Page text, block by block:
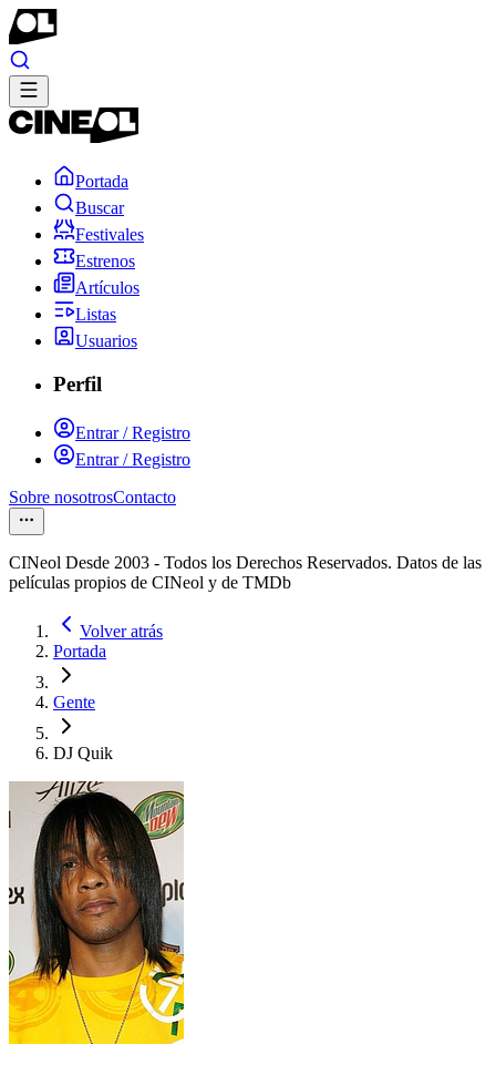
Portada
Buscar
Festivales
Estrenos
Artículos
Listas
Usuarios
Perfil
Entrar / Registro
Entrar / Registro
Sobre nosotrosContacto
CINeol Desde 2003 - Todos los Derechos Reservados. Datos de las
películas propios de CINeol y de TMDb
Volver atrás
Portada
Gente
DJ Quik